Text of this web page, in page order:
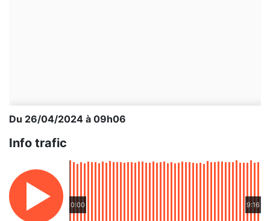
Du 26/04/2024 à 09h06
Info trafic
0:00 9:16